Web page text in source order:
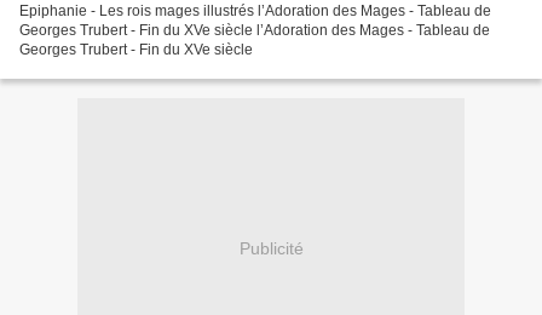
Epiphanie - Les rois mages illustrés l’Adoration des Mages - Tableau de
Georges Trubert - Fin du XVe siècle l’Adoration des Mages - ​​​​​​​Tableau de
Georges Trubert - Fin du XVe siècle
Publicité